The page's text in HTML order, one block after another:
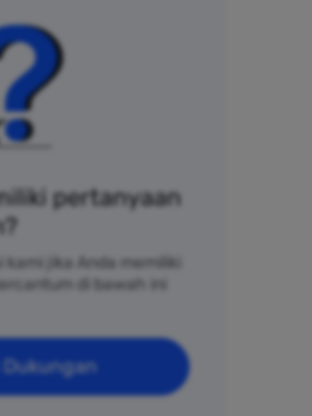
pertanyaan
kami jika Anda memiliki
di bawah ini